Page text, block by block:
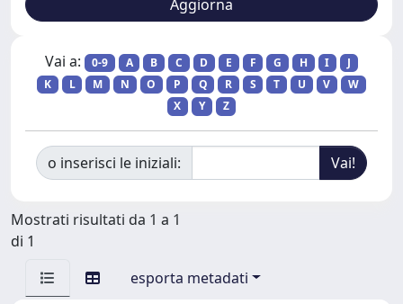
Vai a: 0-9 A B C D E F G H I
J
K
L M N O P Q R S T U V
W
X
Y Z
o inserisci le iniziali:
Mostrati risultati da 1 a 1
di 1
esporta metadati